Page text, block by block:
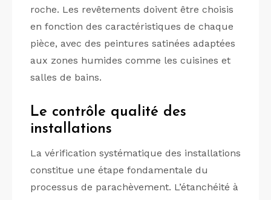
roche. Les revêtements doivent être choisis
en fonction des caractéristiques de chaque
pièce, avec des peintures satinées adaptées
aux zones humides comme les cuisines et
salles de bains.
Le contrôle qualité des
installations
La vérification systématique des installations
constitue une étape fondamentale du
processus de parachèvement. L’étanchéité à